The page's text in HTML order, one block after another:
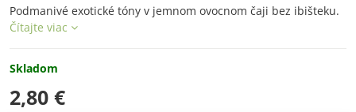
Podmanivé exotické tóny v jemnom ovocnom čaji bez ibišteku.
Čítajte viac
Skladom
2,80 €